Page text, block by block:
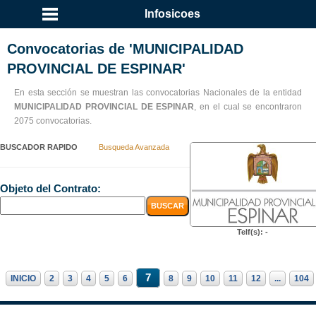
Infosicoes
Convocatorias de 'MUNICIPALIDAD
PROVINCIAL DE ESPINAR'
En esta sección se muestran las convocatorias Nacionales de la entidad
MUNICIPALIDAD PROVINCIAL DE ESPINAR, en el cual se encontraron
2075 convocatorias.
BUSCADOR RAPIDO Busqueda Avanzada
Objeto del Contrato:
Telf(s): -
INICIO 2 3 4 5 6 7 8 9 10 11 12 ... 104